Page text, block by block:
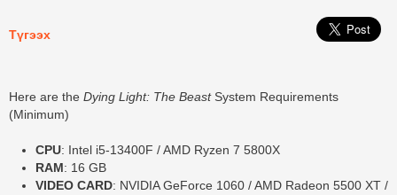
Түгээх
Here are the Dying Light: The BeastSystem Requirements
(Minimum)
CPU: Intel i5-13400F / AMD Ryzen 7 5800X
RAM: 16 GB
VIDEO CARD: NVIDIA GeForce 1060 / AMD Radeon 5500 XT /